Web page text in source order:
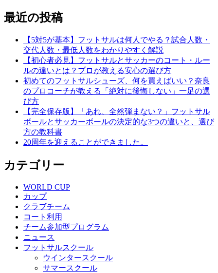
最近の投稿
【5対5が基本】フットサルは何人でやる？試合人数・
交代人数・最低人数をわかりやすく解説
【初心者必見】フットサルとサッカーのコート・ルー
ルの違いとは？プロが教える安心の選び方
初めてのフットサルシューズ、何を買えばいい？奈良
のプロコーチが教える「絶対に後悔しない」一足の選
び方
【完全保存版】「あれ、全然弾まない？」フットサル
ボールとサッカーボールの決定的な3つの違いと、選び
方の教科書
20周年を迎えることができました。
カテゴリー
WORLD CUP
カップ
クラブチーム
コート利用
チーム参加型プログラム
ニュース
フットサルスクール
ウインタースクール
サマースクール